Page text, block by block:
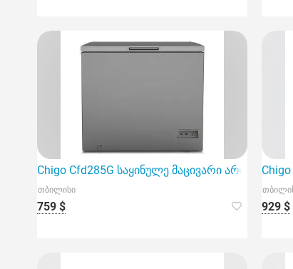
Chigo Cfd285G საყინულე მაცივარი არის
თბილისი
759 $ 929 $